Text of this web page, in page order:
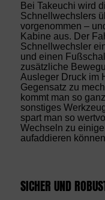
Bei Takeuchi wird
Schnellwechslers
vorgenommen –
Kabine aus. Der
Schnellwechsler
und einen
zusätzliche
Ausleger Druck im
Gegensatz zu
kommt man so
sonstiges
spart man so
Wechseln zu
aufaddieren
SICHER UND